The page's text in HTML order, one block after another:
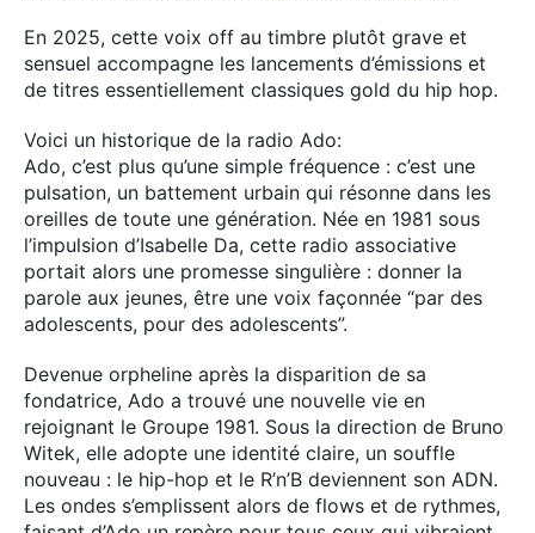
En 2025, cette voix off au timbre plutôt grave et
sensuel accompagne les lancements d’émissions et
de titres essentiellement classiques gold du hip hop.
Voici un historique de la radio Ado:
Ado, c’est plus qu’une simple fréquence : c’est une
pulsation, un battement urbain qui résonne dans les
oreilles de toute une génération. Née en 1981 sous
l’impulsion d’Isabelle Da, cette radio associative
portait alors une promesse singulière : donner la
parole aux jeunes, être une voix façonnée “par des
adolescents, pour des adolescents”.
Devenue orpheline après la disparition de sa
fondatrice, Ado a trouvé une nouvelle vie en
rejoignant le Groupe 1981. Sous la direction de Bruno
Witek, elle adopte une identité claire, un souffle
nouveau : le hip-hop et le R’n’B deviennent son ADN.
Les ondes s’emplissent alors de flows et de rythmes,